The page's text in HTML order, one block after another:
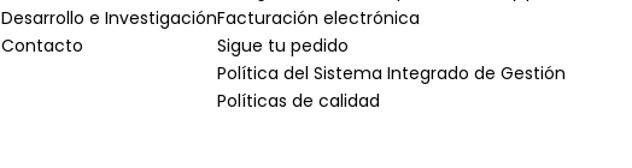
Desarrollo e Investigación
Contacto
Facturación electrónica
Sigue tu pedido
Política del Sistema Integrado de Gestión
Políticas de calidad